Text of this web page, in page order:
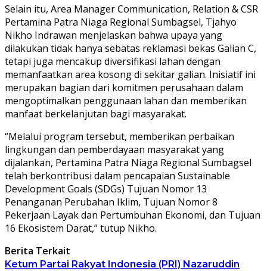
Selain itu, Area Manager Communication, Relation & CSR
Pertamina Patra Niaga Regional Sumbagsel, Tjahyo
Nikho Indrawan menjelaskan bahwa upaya yang
dilakukan tidak hanya sebatas reklamasi bekas Galian C,
tetapi juga mencakup diversifikasi lahan dengan
memanfaatkan area kosong di sekitar galian. Inisiatif ini
merupakan bagian dari komitmen perusahaan dalam
mengoptimalkan penggunaan lahan dan memberikan
manfaat berkelanjutan bagi masyarakat.
“Melalui program tersebut, memberikan perbaikan
lingkungan dan pemberdayaan masyarakat yang
dijalankan, Pertamina Patra Niaga Regional Sumbagsel
telah berkontribusi dalam pencapaian Sustainable
Development Goals (SDGs) Tujuan Nomor 13
Penanganan Perubahan Iklim, Tujuan Nomor 8
Pekerjaan Layak dan Pertumbuhan Ekonomi, dan Tujuan
16 Ekosistem Darat,” tutup Nikho.
Berita Terkait
Ketum Partai Rakyat Indonesia (PRI) Nazaruddin